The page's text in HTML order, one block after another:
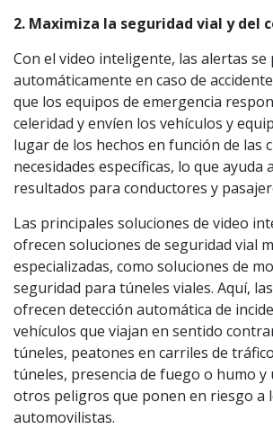
2. Maximiza la seguridad vial y del
Con el video inteligente, las alertas se
automáticamente en caso de
que los equipos de emergencia
celeridad y envíen los vehículos y
lugar de los hechos en función de las
necesidades específicas, lo que ayuda
resultados para conductores y
Las principales soluciones de video
ofrecen soluciones de seguridad vial
especializadas, como soluciones de
seguridad para túneles viales. Aquí,
ofrecen detección automática de
vehículos que viajan en sentido
túneles, peatones en carriles de
túneles, presencia de fuego o humo y
otros peligros que ponen en riesgo a
automovilistas.